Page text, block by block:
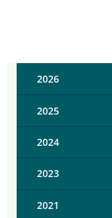
2026
2025
2024
2023
2021